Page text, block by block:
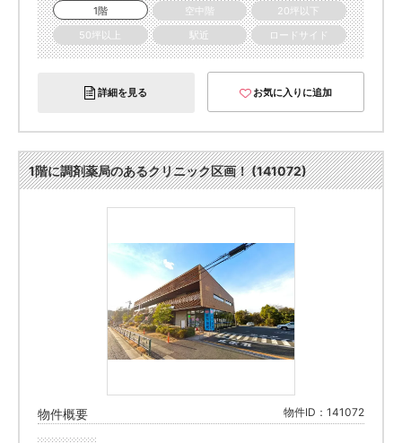
1階
空中階
20坪以下
50坪以上
駅近 ロードサイド
詳細を見る お気に入りに追加
1階に調剤薬局のあるクリニック区画！ (141072)
物件概要 物件ID：141072